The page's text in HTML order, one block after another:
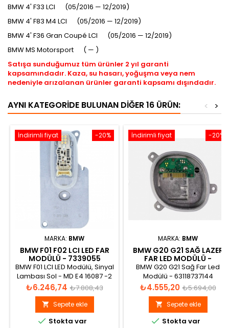
BMW 4' F33 LCI (05/2016 — 12/2019)
BMW 4' F83 M4 LCI (05/2016 — 12/2019)
BMW 4' F36 Gran Coupé LCI (05/2016 — 12/2019)
BMW MS Motorsport ( — )
Satışa sunduğumuz tüm ürünler 2 yıl garanti
kapsamındadır. Kaza, su hasarı, yoğuşma veya nem
nedeniyle arızalanan ürünler garanti kapsamı dışındadır.
AYNI KATEGORIDE BULUNAN DIĞER 16 ÜRÜN: >
<
-20%
İndirimli fiyat
MARKA: BMW
BMW F01 F02 LCI LED FAR
MODÜLÜ - 7339055
BMW F01 LCI LED Modülü, Sinyal
Lambası Sol - MD E4 16087 -2
12V DRL/POS 0.8W DI 12W
Fiyat
₺6.246,74 Normal
fiyat
₺7.808,43
 Sepete ekle
 Stokta var
-20%
İndirimli fiyat
MARKA: BMW
BMW G20 G21 SAĞ LAZER
FAR LED MODÜLÜ -
63118737144
BMW G20 G21 Sağ Far Led
Modülü - 63118737144
Fiyat
₺4.555,20 Normal
fiyat
₺5.694,00
 Sepete ekle
 Stokta var